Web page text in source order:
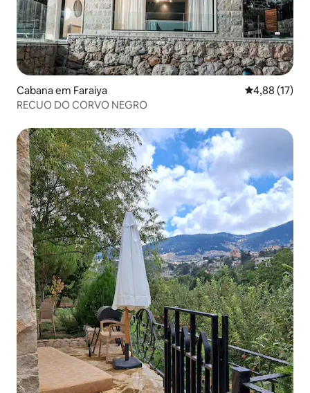
Cabana em Faraiya Classificação
4,88 (17)
RECUO DO CORVO NEGRO